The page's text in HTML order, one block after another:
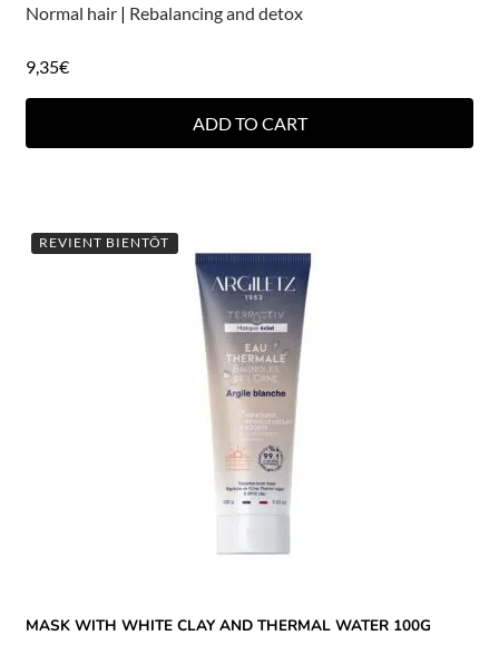
Normal hair| Rebalancing and detox
9,35€
ADD TO CART
REVIENT BIENTÔT
MASK WITH WHITE CLAY AND THERMAL WATER 100G